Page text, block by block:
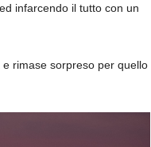
infarcendo il tutto con un
rimase sorpreso per quello